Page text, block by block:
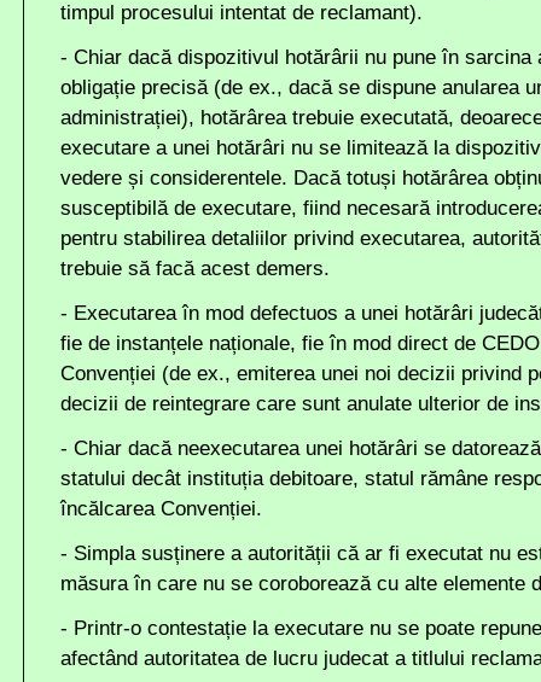
timpul procesului intentat de reclamant).
- Chiar dacă dispozitivul hotărârii nu pune în sarcina
obligație precisă (de ex., dacă se dispune anularea
administrației), hotărârea trebuie executată,
executare a unei hotărâri nu se limitează la
vedere și considerentele. Dacă totuși hotărârea
susceptibilă de executare, fiind necesară
pentru stabilirea detaliilor privind executarea,
trebuie să facă acest demers.
- Executarea în mod defectuos a unei hotărâri
fie de instanțele naționale, fie în mod direct de
Convenției (de ex., emiterea unei noi decizii privind
decizii de reintegrare care sunt anulate ulterior de
- Chiar dacă neexecutarea unei hotărâri se
statului decât instituția debitoare, statul rămâne
încălcarea Convenției.
- Simpla susținere a autorității că ar fi executat nu
măsura în care nu se coroborează cu alte elemente
- Printr-o contestație la executare nu se poate
afectând autoritatea de lucru judecat a titlului